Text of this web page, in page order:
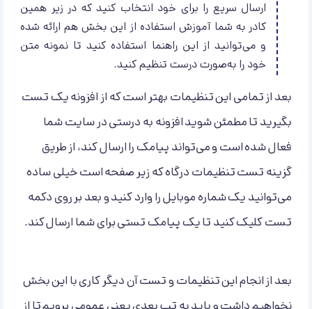
ارسال سریع را برای خود انتخاب کنید که در زیر همین
کادر به شما آموزش استفاده از این بخش هم ارائه شده
و می‌توانید از این راهنما استفاده کنید تا نمونه متن
خود را به‌صورت درست تنظیم کنید.
بعد از تمامی این تنظیمات بهتر است که از افزونه یک تست
بگیرید تا مطمئن شوید افزونه به درستی در سایت شما
فعال شده است و می‌تواند پیامک را ارسال کند، از طریق
گزینه تست تنظیمات درگاه که زیر صفحه است خیلی ساده
می‌توانید یک شماره موبایل را وارد کنید و بعد بر روی دکمه
تست کلیک کنید تا یک پیامک تستی برای شما ارسال کند.
بعد از انجام این تنظیمات و تست آن دیگر کاری با این بخش